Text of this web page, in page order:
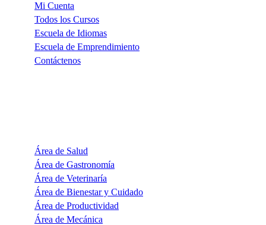
Mi Cuenta
Todos los Cursos
Escuela de Idiomas
Escuela de Emprendimiento
Contáctenos
Área de Salud
Área de Gastronomía
Área de Veterinaría
Área de Bienestar y Cuidado
Área de Productividad
Área de Mecánica